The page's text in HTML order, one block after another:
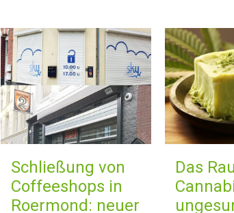
Schließung von
Coffeeshops in
Roermond: neuer
Das